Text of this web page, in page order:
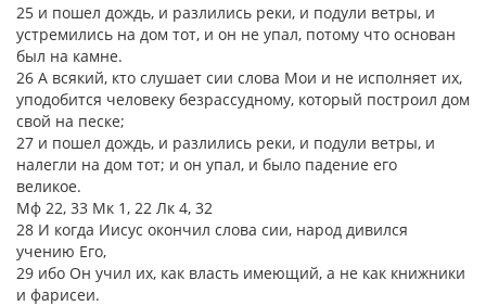
25 и пошел дождь, и разлились реки, и подули ветры, и
устремились на дом тот, и он не упал, потому что основан
был на камне.
26 А всякий, кто слушает сии слова Мои и не исполняет их,
уподобится человеку безрассудному, который построил дом
свой на песке;
27 и пошел дождь, и разлились реки, и подули ветры, и
налегли на дом тот; и он упал, и было падение его
великое.
Мф 22, 33 Мк 1, 22 Лк 4, 32
28 И когда Иисус окончил слова сии, народ дивился
учению Его,
29 ибо Он учил их, как власть имеющий, а не как книжники
и фарисеи.